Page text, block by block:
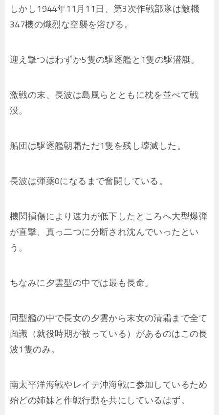
しかし1944年11月11日、第3次作戦部隊は敵機
347機の熾烈な空襲を浴びる。
迎え撃つはわずか5隻の駆逐艦と1隻の駆潜艇。
激戦の末、長波は島風らとともに枕を並べて戦
没。
船団は駆逐艦朝霜ただ1隻を残し壊滅した。
長波は弾薬0になるまで奮闘している。
機関損傷により速力が低下したところへ大型爆弾
が直撃、真っ二つに分断され沈んでいったとい
う。
ちなみに夕雲型の中では最も長命。
同型艦の中で長女の夕雲から末女の清霜まで全て
面識（就役時期が被っている）があるのはこの長
波1隻のみ。
南太平洋海戦やレイテ沖海戦に参加しているため
殆どの姉妹と作戦行動を共にしているはず。